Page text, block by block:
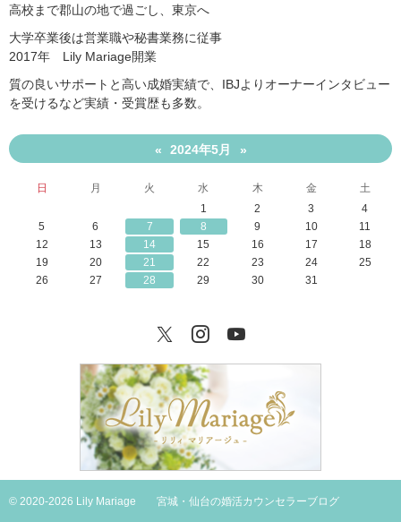
高校まで郡山の地で過ごし、東京へ
大学卒業後は営業職や秘書業務に従事
2017年 Lily Mariage開業
質の良いサポートと高い成婚実績で、IBJよりオーナーインタビュー
を受けるなど実績・受賞歴も多数。
« 2024年5月 »
日 月 火 水 木 金
土
1
2 3
4
5
6 7 8 9 10
11
12
13 14 15 16 17
18
19
20 21 22 23 24
25
26
27 28 29 30 31
TwitterInstagram
© 2020-2026 Lily Mariage 宮城・仙台の婚活カウンセラーブログ